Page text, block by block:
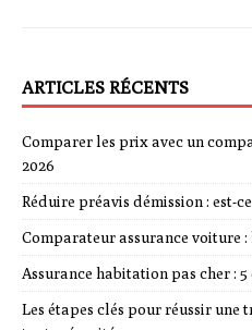
ARTICLES RÉCENTS
Comparer les prix avec un
2026
Réduire préavis démission : est-
Comparateur assurance voiture
Assurance habitation pas cher :
Les étapes clés pour réussir une